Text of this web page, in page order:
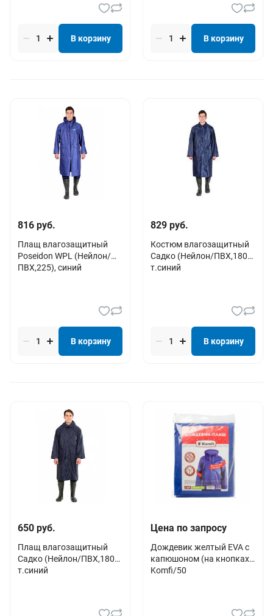
В корзину В корзину
816 руб.
Плащ влагозащитный
Poseidon WPL (Нейлон/
ПВХ,225), синий
В корзину
829 руб.
Костюм влагозащитный
Садко (Нейлон/ПВХ,180),
т.синий
В корзину
650 руб.
Плащ влагозащитный
Садко (Нейлон/ПВХ,180),
т.синий
Цена по запросу
Дождевик желтый EVA с
капюшоном (на кнопках)
Komfi/50